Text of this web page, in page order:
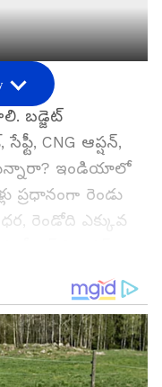
బడ్జెట్
CNG ఆప్షన్‌,
ఇండియాలో
ప్రధానంగా రెండు
రెండోది ఎక్కువ
హ్యాచ్‌బ్యాక్,
ఉన్నాయి.
రెనాల్ట్ క్విడ్, టాటా